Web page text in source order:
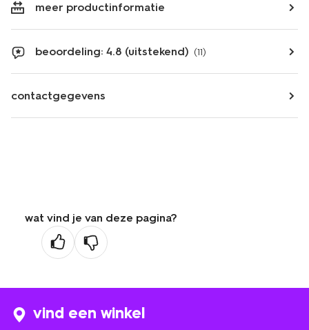
meer productinformatie
beoordeling: 4.8 (uitstekend) (11)
contactgegevens
wat vind je van deze pagina?
vind een winkel